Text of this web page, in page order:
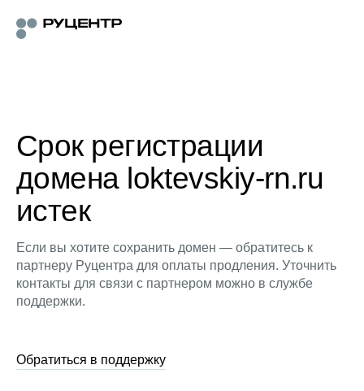
Срок регистрации
домена loktevskiy-rn.ru
истек
Если вы хотите сохранить домен — обратитесь к
партнеру Руцентра для оплаты продления. Уточнить
контакты для связи с партнером можно в службе
поддержки.
Обратиться в поддержку